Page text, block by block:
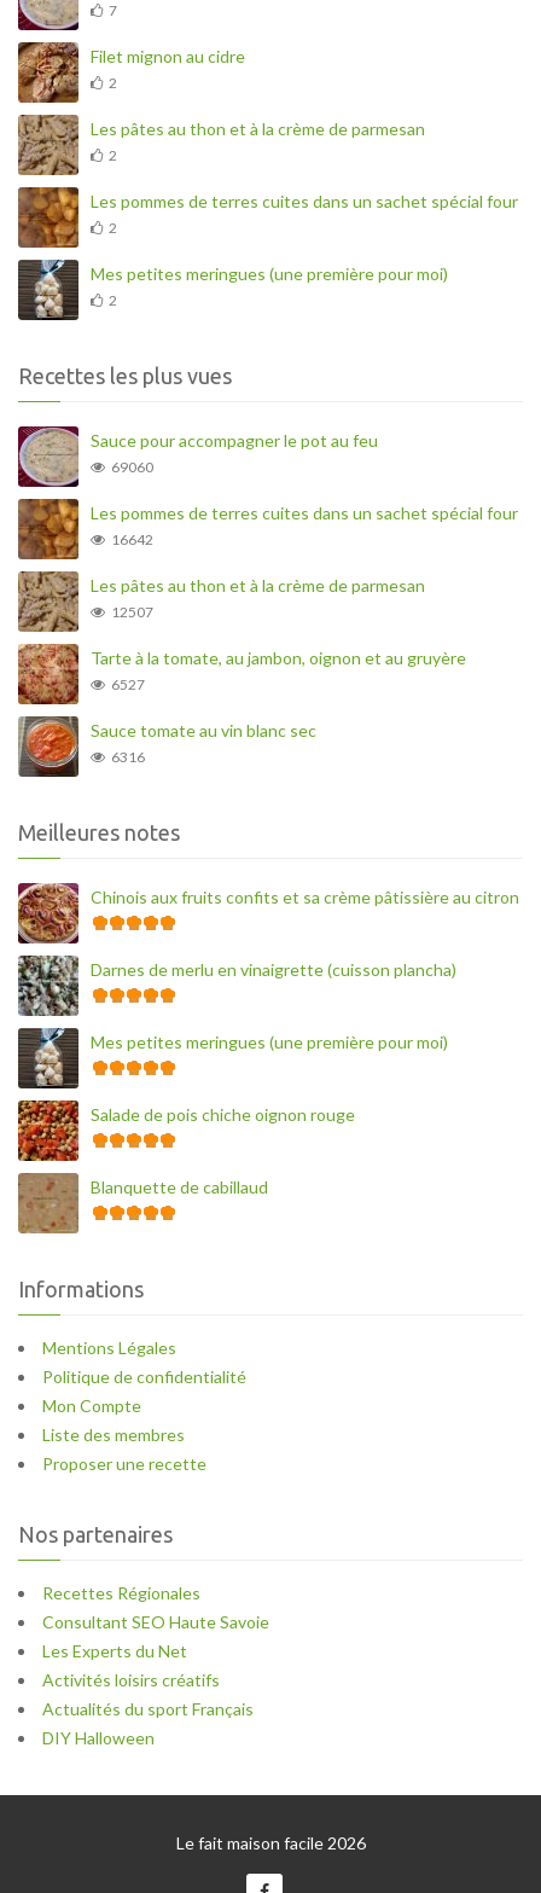
7
Filet mignon au cidre
2
Les pâtes au thon et à la crème de parmesan
2
Les pommes de terres cuites dans un sachet spécial four
2
Mes petites meringues (une première pour moi)
2
Recettes les plus vues
Sauce pour accompagner le pot au feu
69060
Les pommes de terres cuites dans un sachet spécial four
16642
Les pâtes au thon et à la crème de parmesan
12507
Tarte à la tomate, au jambon, oignon et au gruyère
6527
Sauce tomate au vin blanc sec
6316
Meilleures notes
Chinois aux fruits confits et sa crème pâtissière au citron
Darnes de merlu en vinaigrette (cuisson plancha)
Mes petites meringues (une première pour moi)
Salade de pois chiche oignon rouge
Blanquette de cabillaud
Informations
Mentions Légales
Politique de confidentialité
Mon Compte
Liste des membres
Proposer une recette
Nos partenaires
Recettes Régionales
Consultant SEO Haute Savoie
Les Experts du Net
Activités loisirs créatifs
Actualités du sport Français
DIY Halloween
Le fait maison facile 2026